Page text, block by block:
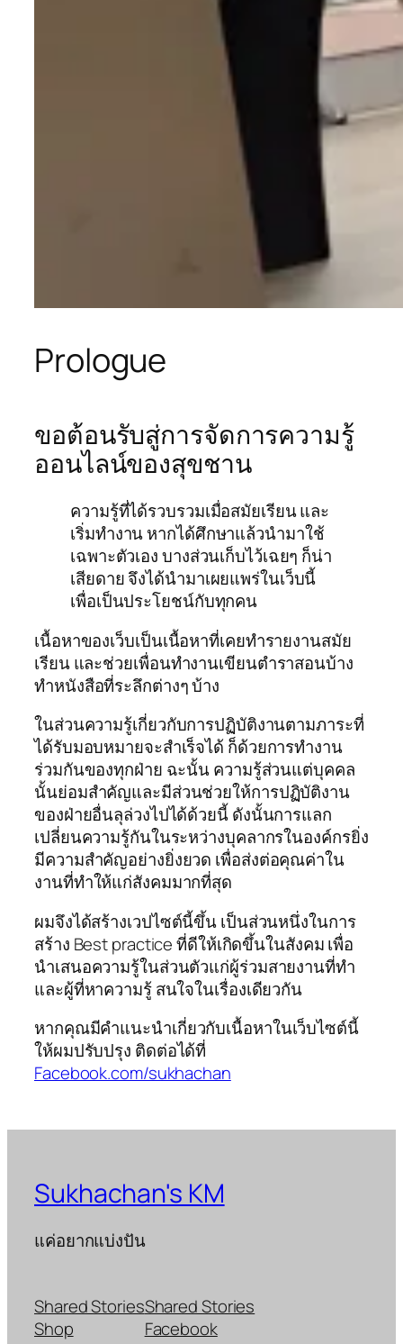
Prologue
ขอต้อนรับสู่การจัดการความรู้
ออนไลน์ของสุขชาน
ความรู้ที่ได้รวบรวมเมื่อสมัยเรียน และ
เริ่มทำงาน หากได้ศึกษาแล้วนำมาใช้
เฉพาะตัวเอง บางส่วนเก็บไว้เฉยๆ ก็น่า
เสียดาย จึงได้นำมาเผยแพร่ในเว็บนี้
เพื่อเป็นประโยชน์กับทุกคน
เนื้อหาของเว็บเป็นเนื้อหาที่เคยทำรายงานสมัย
เรียน และช่วยเพื่อนทำงานเขียนตำราสอนบ้าง
ทำหนังสือที่ระลึกต่างๆ บ้าง
ในส่วนความรู้เกี่ยวกับการปฏิบัติงานตามภาระที่
ได้รับมอบหมายจะสำเร็จได้ ก็ด้วยการทำงาน
ร่วมกันของทุกฝ่าย ฉะนั้น ความรู้ส่วนแต่บุคคล
นั้นย่อมสำคัญและมีส่วนช่วยให้การปฏิบัติงาน
ของฝ่ายอื่นลุล่วงไปได้ด้วยนี้ ดังนั้นการแลก
เปลี่ยนความรู้กันในระหว่างบุคลากรในองค์กรยิ่ง
มีความสำคัญอย่างยิ่งยวด เพื่อส่งต่อคุณค่าใน
งานที่ทำให้แก่สังคมมากที่สุด
ผมจึงได้สร้างเวปไซต์นี้ขึ้น เป็นส่วนหนึ่งในการ
สร้าง Best practice ที่ดีให้เกิดขึ้นในสังคม เพื่อ
นำเสนอความรู้ในส่วนตัวแก่ผู้ร่วมสายงานที่ทำ
และผู้ที่หาความรู้ สนใจในเรื่องเดียวกัน
หากคุณมีคำแนะนำเกี่ยวกับเนื้อหาในเว็บไซต์นี้
ให้ผมปรับปรุง ติดต่อได้ที่
Facebook.com/sukhachan
Sukhachan's KM
แค่อยากแบ่งปัน
Shared Stories
Shop
Shared Stories
Facebook